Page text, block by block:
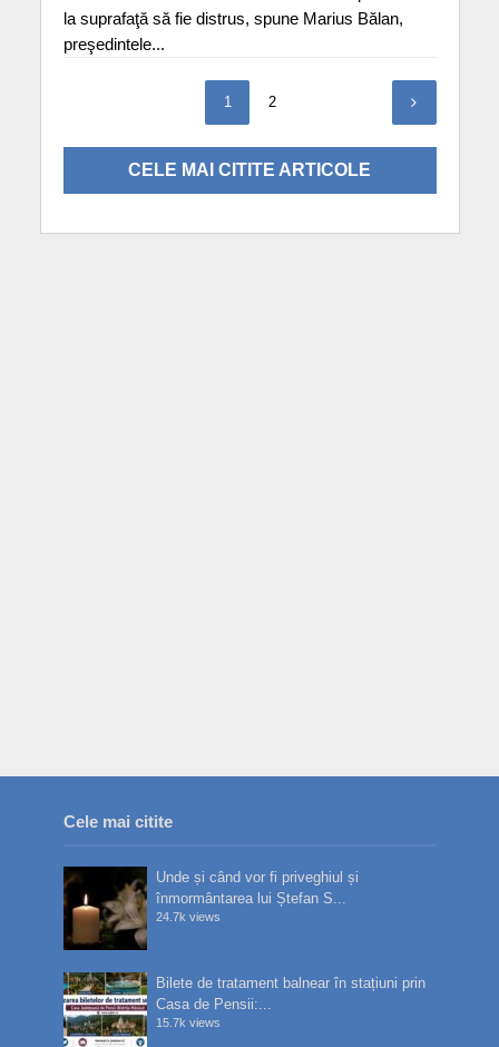
la suprafaţă să fie distrus, spune Marius Bălan,
preşedintele...
1 2
CELE MAI CITITE ARTICOLE
Cele mai citite
Unde și când vor fi priveghiul și
înmormântarea lui Ștefan S...
24.7k views
Bilete de tratament balnear în stațiuni prin
Casa de Pensii:...
15.7k views